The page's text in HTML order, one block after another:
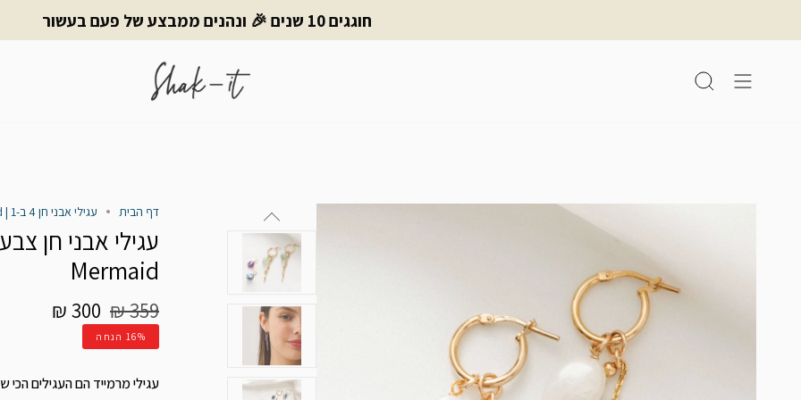
חוגגים 10 שנים 🎉 ונהנים ממבצע של פעם בעשור
חיפוש
דף הבית עגילי אבני חן 4 ב-1 | Mini Mermaid – כסף 925 | Shak-it
Mermaid
300 ₪
מחיר
רגיל
359 ₪
16%הנחה
עגילי מרמייד הם העגילים הכי